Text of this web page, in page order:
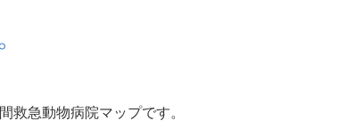
急動物病院マップです。